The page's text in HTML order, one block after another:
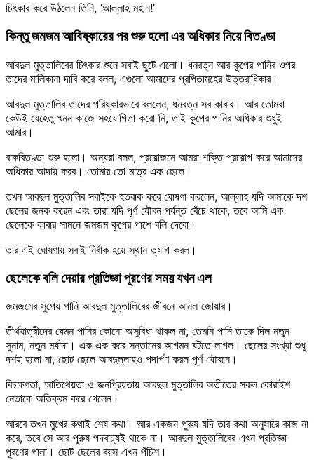
চিৎকার করে উঠলেন তিনি, ‘আল্লাহ মহান!’
কিন্তু জমজম আবিষ্কারের পর শুরু হলো এর অধিকার নিয়ে বিতণ্ডা
আবদুল মুত্তালিবের চিৎকার শুনে সবাই ছুটে এলো। ধনরত্ন আর কূপের পানির ওপর
তাদের মালিকানা দাবি করে বলল, এগুলো আমাদের প্রপিতামহের উত্তরাধিকার।
আবদুল মুত্তালিব তাদের পরিষ্কারভাবে বললেন, ধনরত্ন সব কাবার। আর তোমরা
কেউই যেহেতু খনন কাজে সহযোগিতা করো নি, তাই কূপের পানির অধিকার শুধুই
আমার।
বাকবিতণ্ডা শুরু হলো। অন্যরা বলল, প্রয়োজনে আমরা শক্তি প্রয়োগ করে আমাদের
অধিকার আদায় করব। তোমার তো মাত্র এক ছেলে।
তখন আবদুল মুত্তালিব সবাইকে হতবাক করে ঘোষণা করলেন, আল্লাহ যদি আমাকে দশ
ছেলের জনক করেন এবং তারা যদি পূর্ণ যৌবন পর্যন্ত বেঁচে থাকে, তবে আমি এক
ছেলেকে কাবার সামনে জমজম কূপের পাশে বলি দেবো।
তার এই ঘোষণায় সবাই নির্বাক হয়ে স্থান ত্যাগ করল।
ছেলেকে বলি দেয়ার প্রতিজ্ঞা পূরণের সময় যখন এল
জমজমের সুপেয় পানি আবদুল মুত্তালিবের জীবনে আনল জোয়ার।
তীর্থযাত্রীদের যেমন পানির কোনো অসুবিধা থাকল না, তেমনি পানি তাকে দিল নতুন
সুনাম, নতুন মর্যাদা। এক এক করে সন্তানের আগমন ঘটতে লাগল। ছেলের সংখ্যা শুধু
দশই হলো না, ছোট ছেলে আবদুল্লাহও পদার্পণ করল পূর্ণ যৌবনে।
বিচক্ষণতা, আতিথেয়তা ও জনপ্রিয়তায় আবদুল মুত্তালিব অতীতের সকল কোরাইশ
নেতাকে অতিক্রম করে গেলেন।
আরবে তখন মুখের কথাই শেষ কথা। আর একজন পুরুষ যদি তার কথা অনুসারে কাজ না
করে, তবে সে আর পুরুষ পদবাচ্যই থাকে না। আবদুল মুত্তালিবের এখন প্রতিজ্ঞা
পূরণের পালা। ছোট ছেলের বয়স এখন পঁচিশ।